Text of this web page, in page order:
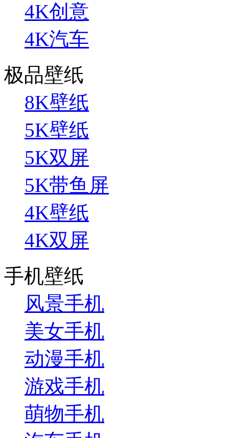
4K创意
4K汽车
极品壁纸
8K壁纸
5K壁纸
5K双屏
5K带鱼屏
4K壁纸
4K双屏
手机壁纸
风景手机
美女手机
动漫手机
游戏手机
萌物手机